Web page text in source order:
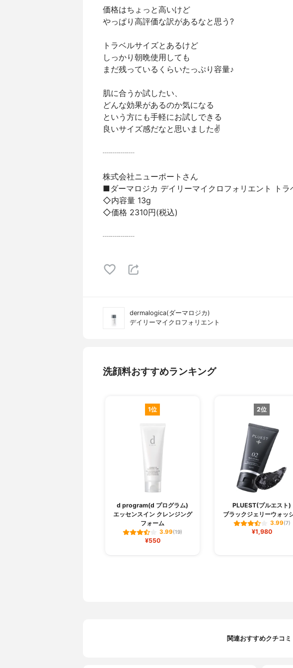
価格はちょっと高いけど
やっぱり高評価な訳があるなと思う?
トラベルサイズとあるけど
しっかり朝晩使用しても
まだ残っているくらいたっぷり容量♪
肌に合うか試したい、
どんな効果があるのか気になる
という方にも手軽にお試しできる
良いサイズ感だなと思いました✌️
┈┈┈┈
株式会社ニューポートさん
■ダーマロジカ デイリーマイクロフォリエント トラ
◇内容量 13g
◇価格 2310円(税込)
┈┈┈┈
dermalogica(ダーマロジカ)
デイリーマイクロフォリエント
洗顔料おすすめランキング
1位
d program(d プログラム)
エッセンスイン クレンジング
フォーム
3.99(19)
¥550
2位
PLUEST(プルエスト)
ブラックジェリーウォッ
3.99(7)
¥1,980
関連おすすめクチコミ